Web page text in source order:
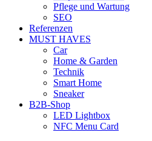
Pflege und Wartung
SEO
Referenzen
MUST HAVES
Car
Home & Garden
Technik
Smart Home
Sneaker
B2B-Shop
LED Lightbox
NFC Menu Card